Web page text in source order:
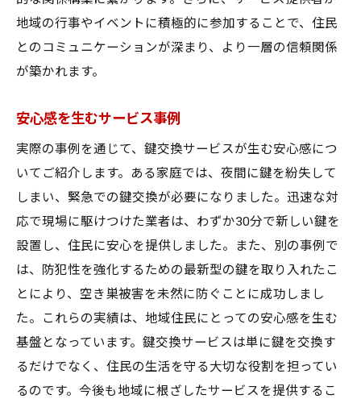
地域の行事やイベントに積極的に参加することで、住民
とのコミュニケーションが深まり、より一層の信頼関係
が築かれます。
安心感を生むサービス事例
実際の事例を通じて、鍵交換サービスが生む安心感につ
いてご紹介します。ある家庭では、夜間に鍵を紛失して
しまい、緊急での鍵交換が必要になりました。迅速な対
応で現場に駆けつけた業者は、わずか30分で新しい鍵を
設置し、住民に安心を提供しました。また、別の事例で
は、防犯性を強化するための最新型の鍵を取り入れたこ
とにより、空き巣被害を未然に防ぐことに成功しまし
た。これらの実績は、地域住民にとっての安心感を生む
基盤となっています。鍵交換サービスは単に鍵を交換す
るだけでなく、住民の生活を守る大切な役割を担ってい
るのです。今後も地域に根ざしたサービスを提供するこ